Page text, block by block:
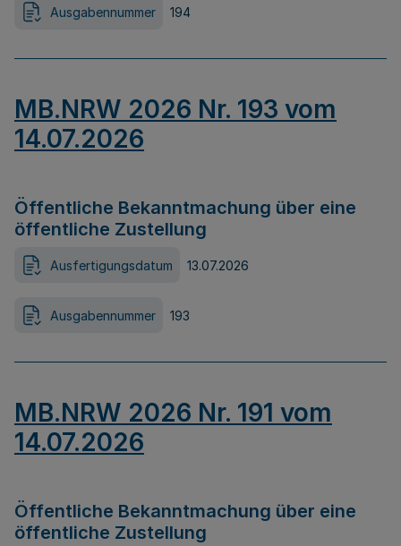
Ausgabennummer 194
MB.NRW 2026 Nr. 193 vom
14.07.2026
Öffentliche Bekanntmachung über eine
öffentliche Zustellung
Ausfertigungsdatum 13.07.2026
Ausgabennummer 193
MB.NRW 2026 Nr. 191 vom
14.07.2026
Öffentliche Bekanntmachung über eine
öffentliche Zustellung